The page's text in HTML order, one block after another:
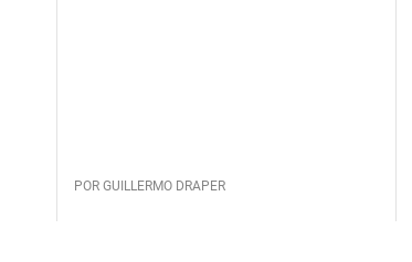
POR GUILLERMO DRAPER